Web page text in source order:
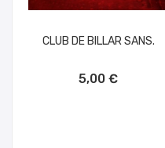
CLUB DE BILLAR SANS.
5,00 €